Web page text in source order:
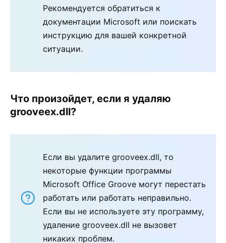
Рекомендуется обратиться к
документации Microsoft или поискать
инструкцию для вашей конкретной
ситуации.
Что произойдет, если я удаляю
grooveex.dll?
Если вы удалите grooveex.dll, то
некоторые функции программы
Microsoft Office Groove могут перестать
работать или работать неправильно.
Если вы не используете эту программу,
удаление grooveex.dll не вызовет
никаких проблем.